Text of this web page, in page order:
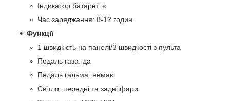
Індикатор батареї: є
Час заряджання: 8-12 годин
Функції
1 швидкість на панелі/3 швидкості з пульта
Педаль газа: да
Педаль гальма: немає
Світло: передні та задні фари